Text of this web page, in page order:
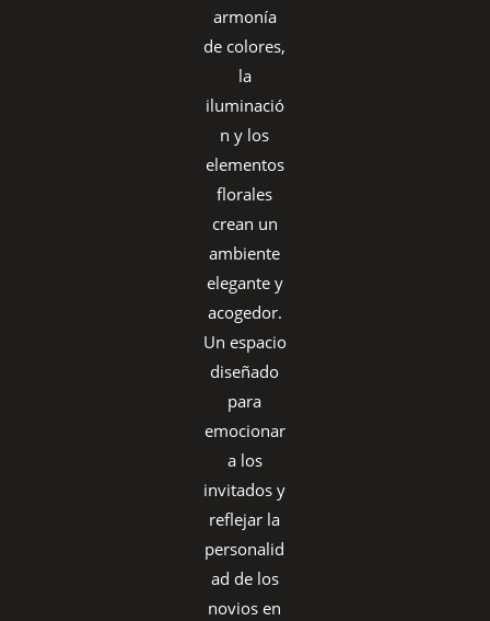
armonía
de colores,
la
iluminació
n y los
elementos
florales
crean un
ambiente
elegante y
acogedor.
Un espacio
diseñado
para
emocionar
a los
invitados y
reflejar la
personalid
ad de los
novios en